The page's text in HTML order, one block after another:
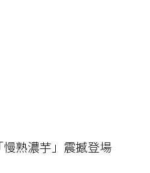
熟濃芋」震撼登場